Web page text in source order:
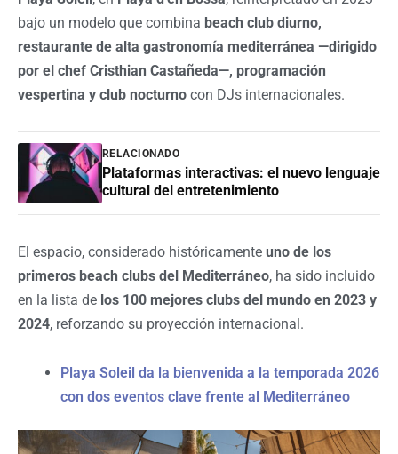
bajo un modelo que combina beach club diurno,
restaurante de alta gastronomía mediterránea —dirigido
por el chef Cristhian Castañeda—, programación
vespertina y club nocturno con DJs internacionales.
RELACIONADO
Plataformas interactivas: el nuevo lenguaje
cultural del entretenimiento
El espacio, considerado históricamente uno de los
primeros beach clubs del Mediterráneo, ha sido incluido
en la lista de los 100 mejores clubs del mundo en 2023 y
2024, reforzando su proyección internacional.
Playa Soleil da la bienvenida a la temporada 2026
con dos eventos clave frente al Mediterráneo